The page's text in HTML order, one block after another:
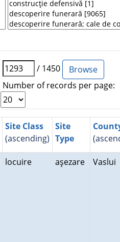
/ 1450
Number of records per page:
Site Class
(ascending)
Site
Type
locuire aşezare Vaslui